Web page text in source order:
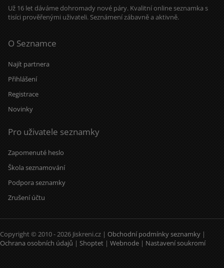
Už 16 let dáváme dohromady nové páry. Kvalitní online seznamka s
tisíci prověřenými uživateli. Seznámení zábavně a aktivně.
O Seznamce
Najít partnera
Přihlášení
Registrace
Novinky
Pro uživatele seznamky
Zapomenuté heslo
Škola seznamování
Podpora seznamky
Zrušení účtu
Copyright © 2010 - 2026 Jiskreni.cz | Obchodní podmínky seznamky |
Ochrana osobních údajů | Shoptet | Webnode | Nastavení soukromí